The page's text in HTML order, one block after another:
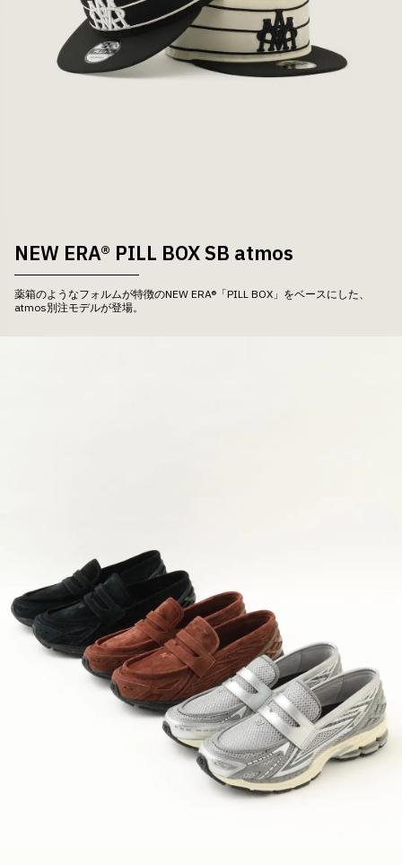
NEW ERA® PILL BOX SB atmos
薬箱のようなフォルムが特徴のNEW ERA®「PILL BOX」をベースにした、
atmos別注モデルが登場。